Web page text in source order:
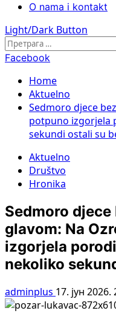
O nama i kontakt
Light/Dark Button
Претрага
за:
Facebook
Home
Aktuelno
Sedmoro djece
potpuno izgorjela
sekundi ostali su
Aktuelno
Društvo
Hronika
Sedmoro
glavom: Na
izgorjela
nekoliko
adminplus 17. јун 2026.